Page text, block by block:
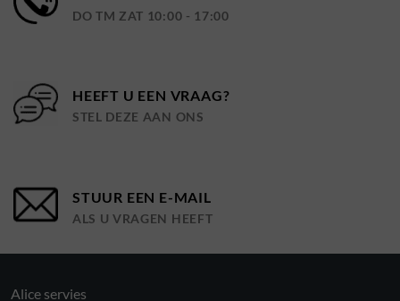
DO TM ZAT 10:00 - 17:00
HEEFT U EEN VRAAG?
STEL DEZE AAN ONS
STUUR EEN E-MAIL
ALS U VRAGEN HEEFT
Alice servies